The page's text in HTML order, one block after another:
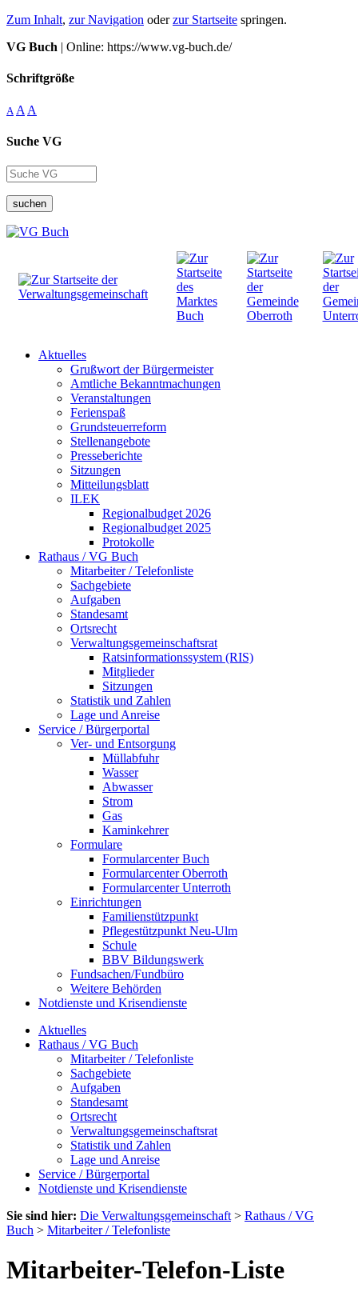
Zum Inhalt, zur Navigation oderzur Startseite springen.
VG Buch | Online: https://www.vg-buch.de/
Schriftgröße
A A A
Suche VG
suchen
Aktuelles
Grußwort der Bürgermeister
Amtliche Bekanntmachungen
Veranstaltungen
Ferienspaß
Grundsteuerreform
Stellenangebote
Presseberichte
Sitzungen
Mitteilungsblatt
ILEK
Regionalbudget 2026
Regionalbudget 2025
Protokolle
Rathaus / VG Buch
Mitarbeiter / Telefonliste
Sachgebiete
Aufgaben
Standesamt
Ortsrecht
Verwaltungsgemeinschaftsrat
Ratsinformationssystem (RIS)
Mitglieder
Sitzungen
Statistik und Zahlen
Lage und Anreise
Service / Bürgerportal
Ver- und Entsorgung
Müllabfuhr
Wasser
Abwasser
Strom
Gas
Kaminkehrer
Formulare
Formularcenter Buch
Formularcenter Oberroth
Formularcenter Unterroth
Einrichtungen
Familienstützpunkt
Pflegestützpunkt Neu-Ulm
Schule
BBV Bildungswerk
Fundsachen/Fundbüro
Weitere Behörden
Notdienste und Krisendienste
Aktuelles
Rathaus / VG Buch
Mitarbeiter / Telefonliste
Sachgebiete
Aufgaben
Standesamt
Ortsrecht
Verwaltungsgemeinschaftsrat
Statistik und Zahlen
Lage und Anreise
Service / Bürgerportal
Notdienste und Krisendienste
Sie sind hier: Die Verwaltungsgemeinschaft > Rathaus / VG
Buch > Mitarbeiter / Telefonliste
Mitarbeiter-Telefon-Liste